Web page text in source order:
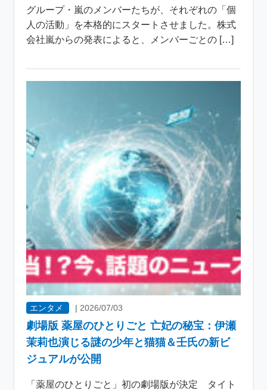
グループ・嵐のメンバーたちが、それぞれの「個
人の活動」を本格的にスタートさせました。株式
会社嵐からの発表によると、メンバーごとの […]
エンタメ | 2026/07/03
劇場版 薬屋のひとりごと 亡妃の秘宝：伊瀬
茉莉也演じる謎の少年と猫猫＆壬氏の新ビ
ジュアルが公開
「薬屋のひとりごと」初の劇場版が決定 タイト